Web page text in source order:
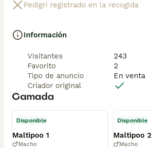
Pedigrí registrado en la recogida
Información
Visitantes
243
Favorito
2
Tipo de anuncio
En venta
Criador original
Camada
Disponible
Maltipoo 1
Macho
Disponible
Maltipoo 2
Macho